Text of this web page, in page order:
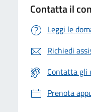
Contatta il
Leggi le
Richiedi
Contatta gli
Prenota